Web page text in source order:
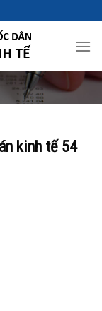
kinh tế 54